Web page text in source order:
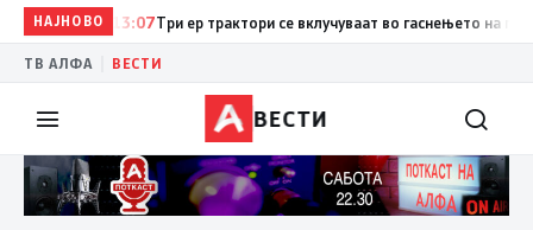
НАЈНОВО13:07Три ер трактори се вклучуваат во гаснењето на
ТВ АЛФА ВЕСТИ
ВЕСТИ